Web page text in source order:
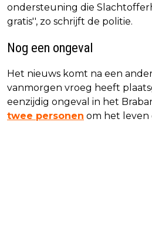
ondersteuning die
gratis'', zo schrijft de politie.
Nog een ongeval
Het nieuws komt na een
vanmorgen vroeg heeft
eenzijdig ongeval in het
twee personen om het leven